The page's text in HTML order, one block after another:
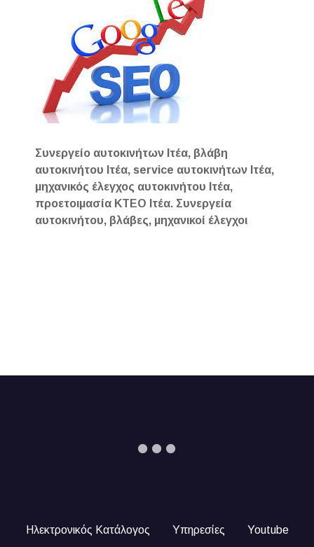
Συνεργείο αυτοκινήτων Ιτέα, βλάβη
αυτοκινήτου Ιτέα, service αυτοκινήτων Ιτέα,
μηχανικός έλεγχος αυτοκινήτου Ιτέα,
προετοιμασία ΚΤΕΟ Ιτέα. Συνεργεία
αυτοκινήτου, βλάβες, μηχανικοί έλεγχοι
Ηλεκτρονικός Κατάλογος Υπηρεσίες Youtube